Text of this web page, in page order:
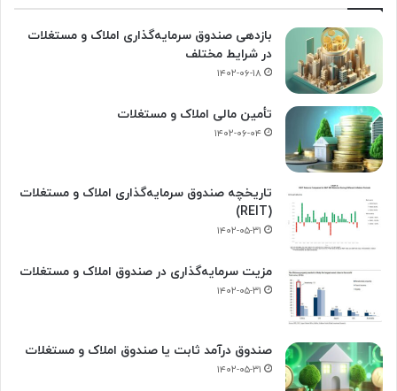
بازدهی صندوق سرمایه‌گذاری املاک و مستغلات
در شرایط مختلف
۱۴۰۲-۰۶-۱۸
تأمین مالی املاک و مستغلات
۱۴۰۲-۰۶-۰۴
تاریخچه صندوق سرمایه‌گذاری املاک و مستغلات
(REIT)
۱۴۰۲-۰۵-۳۱
مزیت سرمایه‌گذاری در صندوق املاک و مستغلات
۱۴۰۲-۰۵-۳۱
صندوق درآمد ثابت یا صندوق املاک و مستغلات
۱۴۰۲-۰۵-۳۱